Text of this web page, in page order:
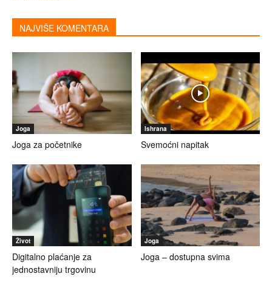
NAJVIŠE KOMENTARA
Joga
Joga za početnike
Ishrana
Svemoćni napitak
Život
Digitalno plaćanje za
jednostavniju trgovinu
Joga
Joga – dostupna svima